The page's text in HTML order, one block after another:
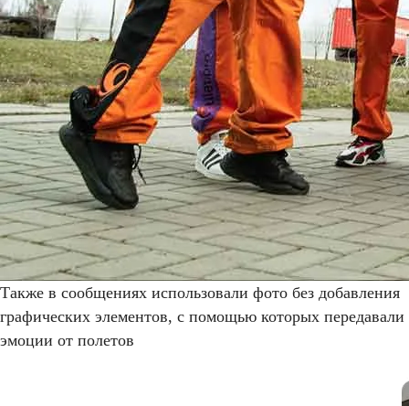
Также в сообщениях использовали фото без добавления
графических элементов, с помощью которых передавали
эмоции от полетов